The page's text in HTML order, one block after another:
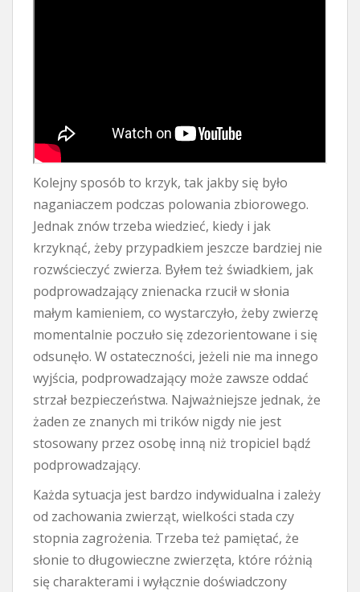
Kolejny sposób to krzyk, tak jakby się było
naganiaczem podczas polowania zbiorowego.
Jednak znów trzeba wiedzieć, kiedy i jak
krzyknąć, żeby przypadkiem jeszcze bardziej nie
rozwścieczyć zwierza. Byłem też świadkiem, jak
podprowadzający znienacka rzucił w słonia
małym kamieniem, co wystarczyło, żeby zwierzę
momentalnie poczuło się zdezorientowane i się
odsunęło. W ostateczności, jeżeli nie ma innego
wyjścia, podprowadzający może zawsze oddać
strzał bezpieczeństwa. Najważniejsze jednak, że
żaden ze znanych mi trików nigdy nie jest
stosowany przez osobę inną niż tropiciel bądź
podprowadzający.
Każda sytuacja jest bardzo indywidualna i zależy
od zachowania zwierząt, wielkości stada czy
stopnia zagrożenia. Trzeba też pamiętać, że
słonie to długowieczne zwierzęta, które różnią
się charakterami i wyłącznie doświadczony